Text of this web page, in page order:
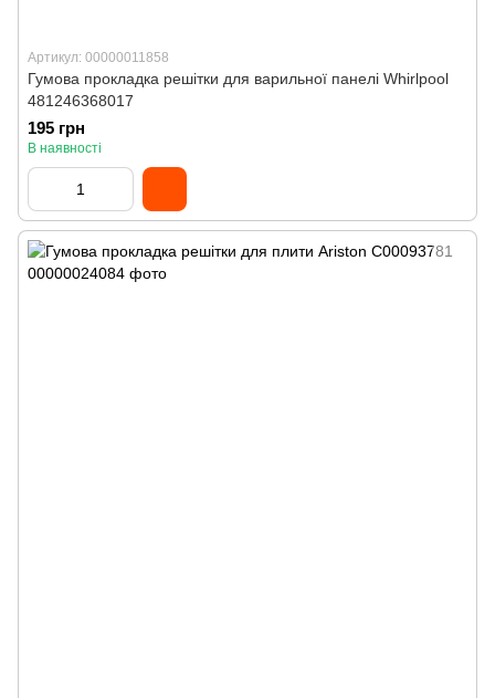
Артикул: 00000011858
Гумова прокладка решітки для варильної панелі Whirlpool
481246368017
195 грн
В наявності